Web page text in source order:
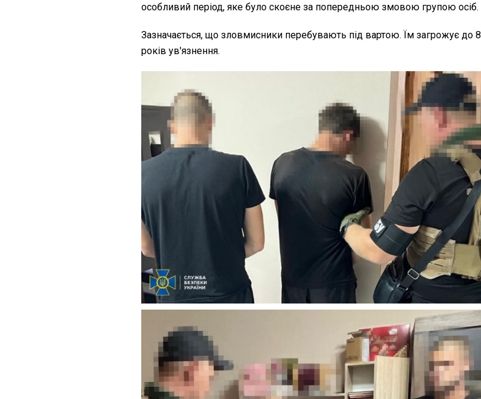
особливий період, яке було скоєне за попередньою змовою групою осіб.
Зазначається, що зловмисники перебувають під вартою. Їм загрожує до 8
років ув'язнення.